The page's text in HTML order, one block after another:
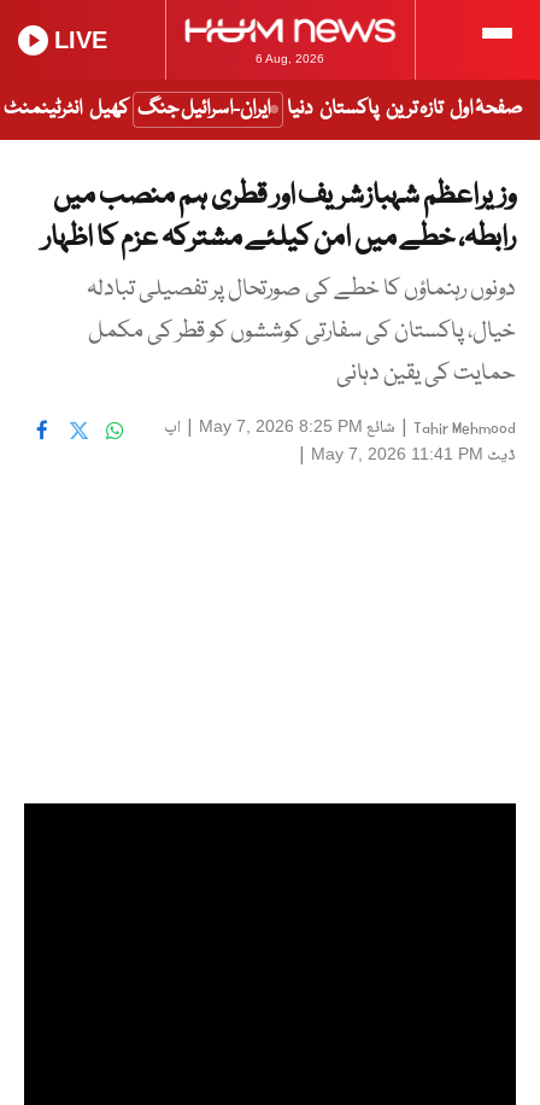
6 Aug, 2026
LIVE
صفحۂ اول تازہ ترین پاکستان دنیا ایران-اسرائیل جنگ کھیل انٹرٹینمنٹ
وزیراعظم شہبازشریف اور قطری ہم منصب میں
رابطہ، خطے میں امن کیلئے مشترکہ عزم کا اظہار
دونوں رہنماؤں کا خطے کی صورتحال پر تفصیلی تبادلہ
خیال، پاکستان کی سفارتی کوششوں کو قطر کی مکمل
حمایت کی یقین دہانی
Tahir Mehmood
| شائع May 7, 2026 8:25 PM
| اپ
ڈیٹ May 7, 2026 11:41 PM
|